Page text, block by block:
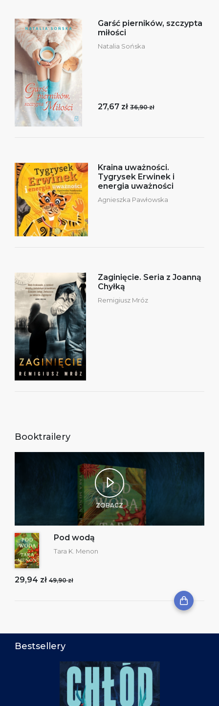
Garść pierników, szczypta
miłości
Natalia Sońska
27,67 zł 36,90 zł
Kraina uważności.
Tygrysek Erwinek i
energia uważności
Agnieszka Pawłowska
Zaginięcie. Seria z Joanną
Chyłką
Remigiusz Mróz
Booktrailery
ZOBACZ
Pod wodą
Tara K. Menon
29,94 zł 49,90 zł
Bestsellery